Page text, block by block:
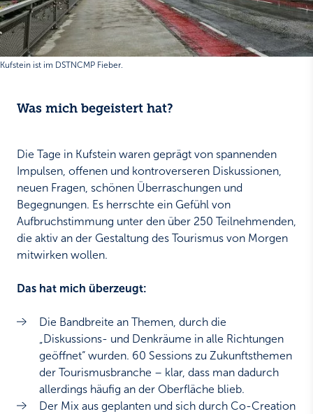
Kufstein ist im DSTNCMP Fieber.
Was mich begeistert hat?
Die Tage in Kufstein waren geprägt von spannenden
Impulsen, offenen und kontroverseren Diskussionen,
neuen Fragen, schönen Überraschungen und
Begegnungen. Es herrschte ein Gefühl von
Aufbruchstimmung unter den über 250 Teilnehmenden,
die aktiv an der Gestaltung des Tourismus von Morgen
mitwirken wollen.
Das hat mich überzeugt:
Die Bandbreite an Themen, durch die
„Diskussions- und Denkräume in alle Richtungen
geöffnet“ wurden. 60 Sessions zu Zukunftsthemen
der Tourismusbranche – klar, dass man dadurch
allerdings häufig an der Oberfläche blieb.
Der Mix aus geplanten und sich durch Co-Creation